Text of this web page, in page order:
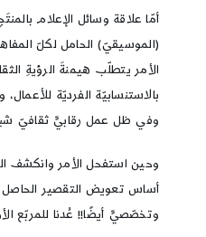
أمّا علاقة وسائل الإعلام
(الموسيقيّ) الحامل لكلّ
الأمر يتطلّب هيمنةَ الرؤيةِ
بالاستنسابيّة الفرديّة
وفي ظل عمل رقابيٍّ ثقافيّ شبه
وحين استفحل الأمر وانكشف
أساس تعويض التقصير
وتخصّصيٍّ أيضًا!! عُدنا للمربّع